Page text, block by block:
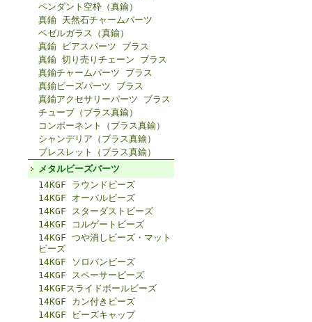
ペンダント空枠（真鍮）
真鍮 天然石チャームパーツ
ベゼルガラス（真鍮）
真鍮 ピアスパーツ ブラス
真鍮 切り売りチェーン ブラス
真鍮チャームパーツ ブラス
真鍮ビーズパーツ ブラス
真鍮アクセサリーパーツ ブラス
チューブ（ブラス真鍮）
コンポーネント（ブラス真鍮）
シャンデリア（ブラス真鍮）
ブレスレット（ブラス真鍮）
メタルビーズパーツ
14KGF ラウンドビーズ
14KGF オーバルビーズ
14KGF スターダストビーズ
14KGF コルゲートビーズ
14KGF つや消しビーズ・マット
ビーズ
14KGF ソロバンビーズ
14KGF スペーサービーズ
14KGFスライドボールビーズ
14KGF カン付きビーズ
14KGF ビーズキャップ